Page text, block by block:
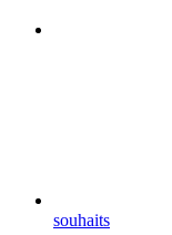
souhaits